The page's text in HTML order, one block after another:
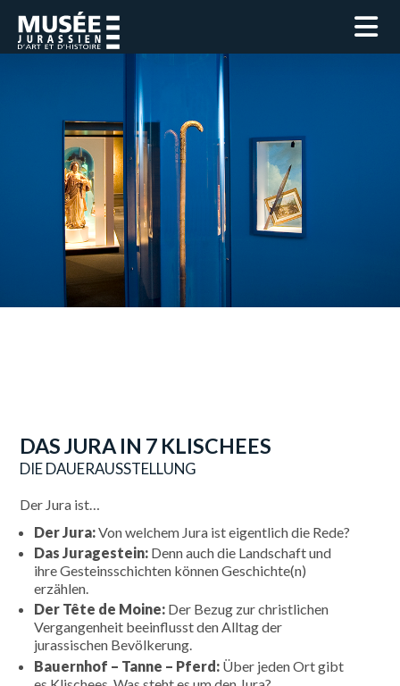
DAS JURA IN 7 KLISCHEES
DIE DAUERAUSSTELLUNG
Der Jura ist…
Der Jura:Von welchem Jura ist eigentlich die Rede?
Das Juragestein: Denn auch die Landschaft und
ihre Gesteinsschichten können Geschichte(n)
erzählen.
Der Tête de Moine: Der Bezug zur christlichen
Vergangenheit beeinflusst den Alltag der
jurassischen Bevölkerung.
Bauernhof – Tanne – Pferd: Über jeden Ort gibt